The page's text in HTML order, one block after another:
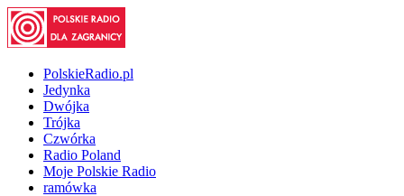
PolskieRadio.pl
Jedynka
Dwójka
Trójka
Czwórka
Radio Poland
Moje Polskie Radio
ramówka